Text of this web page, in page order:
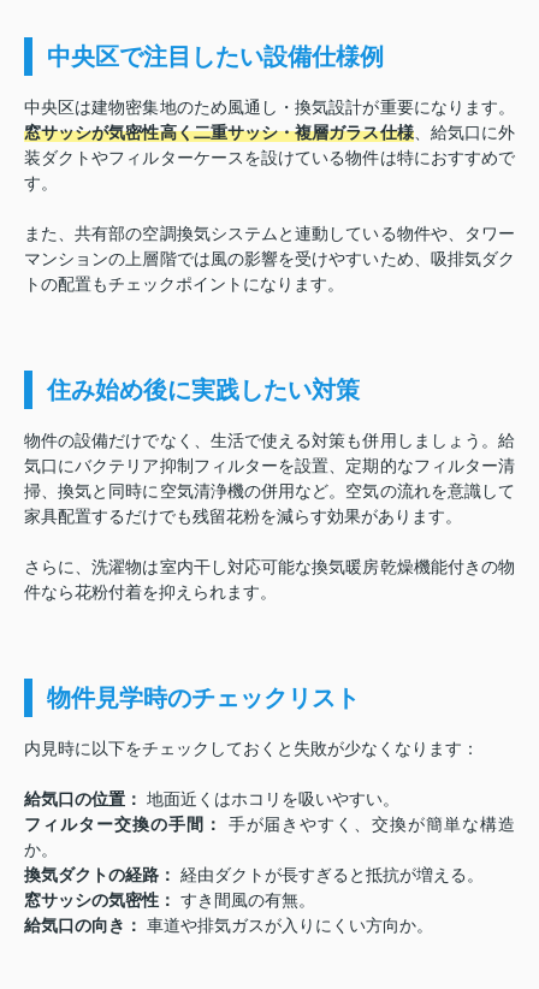
中央区で注目したい設備仕様例
中央区は建物密集地のため風通し・換気設計が重要になります。
窓サッシが気密性高く二重サッシ・複層ガラス仕様、給気口に外
装ダクトやフィルターケースを設けている物件は特におすすめで
す。
また、共有部の空調換気システムと連動している物件や、タワー
マンションの上層階では風の影響を受けやすいため、吸排気ダク
トの配置もチェックポイントになります。
住み始め後に実践したい対策
物件の設備だけでなく、生活で使える対策も併用しましょう。 給
気口にバクテリア抑制フィルターを設置、定期的なフィルター清
掃、換気と同時に空気清浄機の併用など。空気の流れを意識して
家具配置するだけでも残留花粉を減らす効果があります。
さらに、洗濯物は室内干し対応可能な換気暖房乾燥機能付きの物
件なら花粉付着を抑えられます。
物件見学時のチェックリスト
内見時に以下をチェックしておくと失敗が少なくなります：
給気口の位置： 地面近くはホコリを吸いやすい。
フィルター交換の手間：
手が届きやすく、交換が簡単な構造
か。
換気ダクトの経路： 経由ダクトが長すぎると抵抗が増える。
窓サッシの気密性： すき間風の有無。
給気口の向き： 車道や排気ガスが入りにくい方向か。